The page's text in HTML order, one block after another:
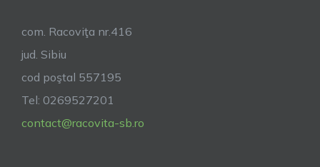
com. Racoviţa nr.416
jud. Sibiu
cod poştal 557195
Tel: 0269527201
contact@racovita-sb.ro